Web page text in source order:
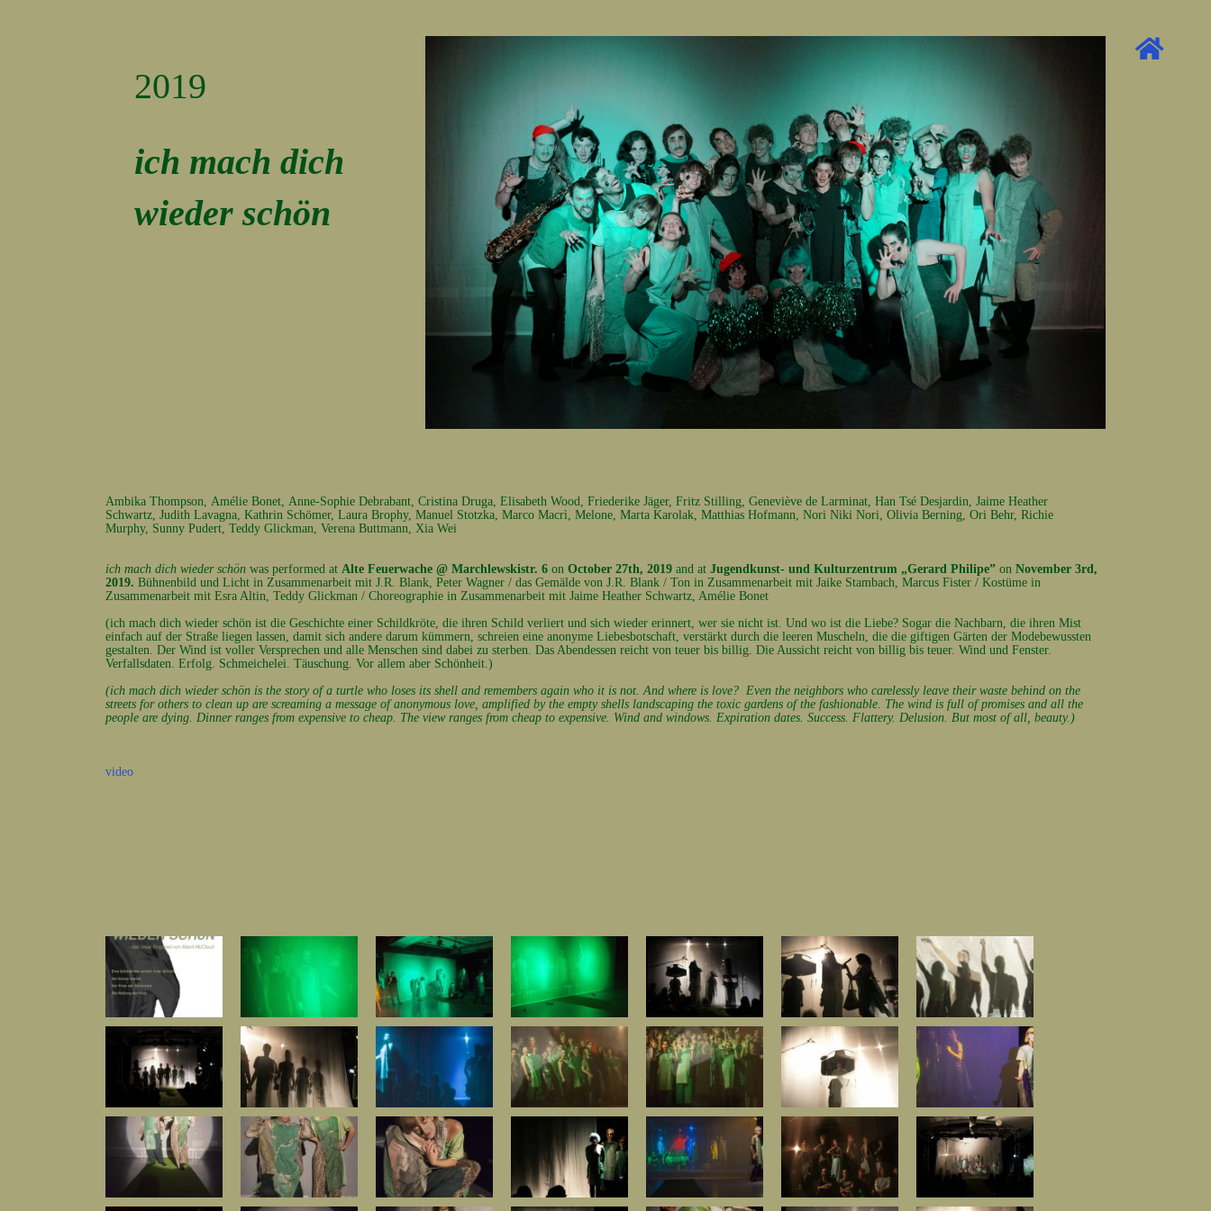
2019
ich mach dich
wieder schön
Ambika Thompson, Amélie Bonet, Anne-Sophie Debrabant, Cristina Druga, Elisabeth Wood, Friederike Jäger, Fritz Stilling, Geneviève de Larminat, Han Tsé Desjardin, Jaime Heather
Schwartz, Judith Lavagna, Kathrin Schömer, Laura Brophy, Manuel Stotzka, Marco Macrì, Melone, Marta Karolak, Matthias Hofmann, Nori Niki Nori, Olivia Berning, Ori Behr, Richie
Murphy, Sunny Pudert, Teddy Glickman, Verena Buttmann, Xia Wei
ich mach dich wieder schön was performed at Alte Feuerwache @ Marchlewskistr. 6 on October 27th, 2019 and at Jugendkunst- und Kulturzentrum „Gerard Philipe” on November 3rd,
2019. Bühnenbild und Licht in Zusammenarbeit mit J.R. Blank, Peter Wagner / das Gemälde von J.R. Blank / Ton in Zusammenarbeit mit Jaike Stambach, Marcus Fister / Kostüme in
Zusammenarbeit mit Esra Altin, Teddy Glickman / Choreographie in Zusammenarbeit mit Jaime Heather Schwartz, Amélie Bonet
(ich mach dich wieder schön ist die Geschichte einer Schildkröte, die ihren Schild verliert und sich wieder erinnert, wer sie nicht ist. Und wo ist die Liebe? Sogar die Nachbarn, die ihren Mist
einfach auf der Straße liegen lassen, damit sich andere darum kümmern, schreien eine anonyme Liebesbotschaft, verstärkt durch die leeren Muscheln, die die giftigen Gärten der Modebewussten
gestalten. Der Wind ist voller Versprechen und alle Menschen sind dabei zu sterben. Das Abendessen reicht von teuer bis billig. Die Aussicht reicht von billig bis teuer. Wind und Fenster.
Verfallsdaten. Erfolg. Schmeichelei. Täuschung. Vor allem aber Schönheit.)
(ich mach dich wieder schön is the story of a turtle who loses its shell and remembers again who it is not. And where is love? Even the neighbors who carelessly leave their waste behind on the
streets for others to clean up are screaming a message of anonymous love, amplified by the empty shells landscaping the toxic gardens of the fashionable. The wind is full of promises and all the
people are dying. Dinner ranges from expensive to cheap. The view ranges from cheap to expensive. Wind and windows. Expiration dates. Success. Flattery. Delusion. But most of all, beauty.)
video